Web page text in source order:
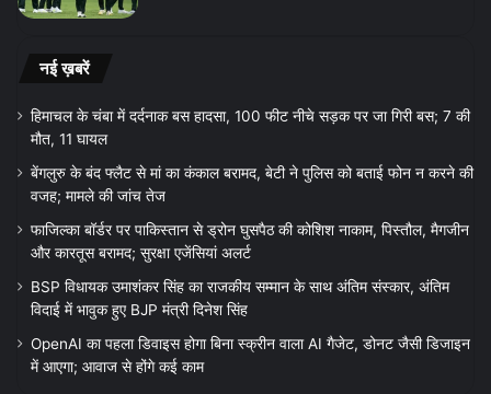
नई ख़बरें
हिमाचल के चंबा में दर्दनाक बस हादसा, 100 फीट नीचे सड़क पर जा गिरी बस; 7 की
मौत, 11 घायल
बेंगलुरु के बंद फ्लैट से मां का कंकाल बरामद, बेटी ने पुलिस को बताई फोन न करने की
वजह; मामले की जांच तेज
फाजिल्का बॉर्डर पर पाकिस्तान से ड्रोन घुसपैठ की कोशिश नाकाम, पिस्तौल, मैगजीन
और कारतूस बरामद; सुरक्षा एजेंसियां अलर्ट
BSP विधायक उमाशंकर सिंह का राजकीय सम्मान के साथ अंतिम संस्कार, अंतिम
विदाई में भावुक हुए BJP मंत्री दिनेश सिंह
OpenAI का पहला डिवाइस होगा बिना स्क्रीन वाला AI गैजेट, डोनट जैसी डिजाइन
में आएगा; आवाज से होंगे कई काम